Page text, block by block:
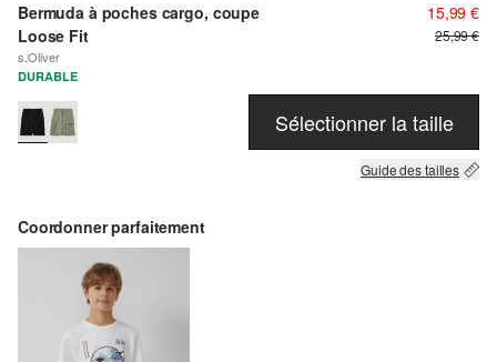
Bermuda à poches cargo, coupe
Loose Fit
s.Oliver
15,99 €
25,99 €
DURABLE
Sélectionner la taille
Guide des tailles
Coordonner parfaitement